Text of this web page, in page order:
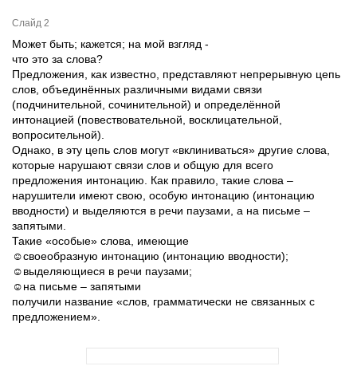
Слайд 2
Может быть; кажется; на мой взгляд -
что это за слова?
Предложения, как известно, представляют непрерывную цепь
слов, объединённых различными видами связи
(подчинительной, сочинительной) и определённой
интонацией (повествовательной, восклицательной,
вопросительной).
Однако, в эту цепь слов могут «вклиниваться» другие слова,
которые нарушают связи слов и общую для всего
предложения интонацию. Как правило, такие слова –
нарушители имеют свою, особую интонацию (интонацию
вводности) и выделяются в речи паузами, а на письме –
запятыми.
Такие «особые» слова, имеющие
☺своеобразную интонацию (интонацию вводности);
☺выделяющиеся в речи паузами;
☺на письме – запятыми
получили название «слов, грамматически не связанных с
предложением».